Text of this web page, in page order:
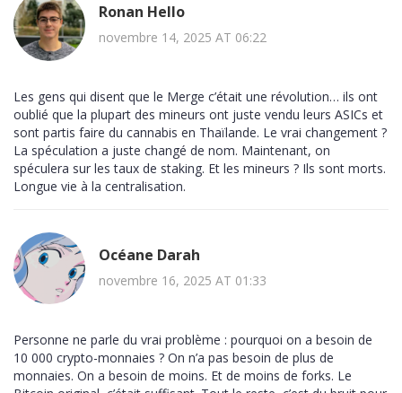
Ronan Hello
novembre 14, 2025 AT 06:22
Les gens qui disent que le Merge c’était une révolution… ils ont
oublié que la plupart des mineurs ont juste vendu leurs ASICs et
sont partis faire du cannabis en Thaïlande. Le vrai changement ?
La spéculation a juste changé de nom. Maintenant, on
spéculera sur les taux de staking. Et les mineurs ? Ils sont morts.
Longue vie à la centralisation.
Océane Darah
novembre 16, 2025 AT 01:33
Personne ne parle du vrai problème : pourquoi on a besoin de
10 000 crypto-monnaies ? On n’a pas besoin de plus de
monnaies. On a besoin de moins. Et de moins de forks. Le